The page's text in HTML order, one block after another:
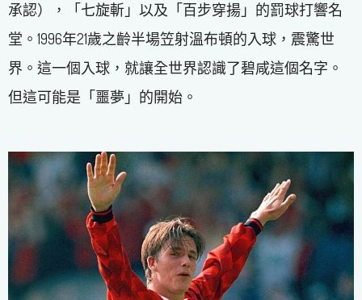
承認），「七旋斬」以及「百步穿揚」的罰球打響名
堂。1996年21歲之齡半場笠射溫布頓的入球，震驚世
界。這一個入球，就讓全世界認識了碧咸這個名字。
但這可能是「噩夢」的開始。